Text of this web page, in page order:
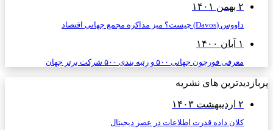
۲ بهمن ۱۴۰۱
داووس (Davos) چیست؟ میز مذاکره مجمع جهانی اقتصاد
۱ آبان ۱۴۰۰
معرفی فورچون جهانی ۵۰۰ و رتبه بندی ۵۰۰ شرکت برتر جهان
پربازدیدترین های نشریه
۲ اردیبهشت ۱۴۰۳
کلان داده قدرت اطلاعات در عصر دیجیتال